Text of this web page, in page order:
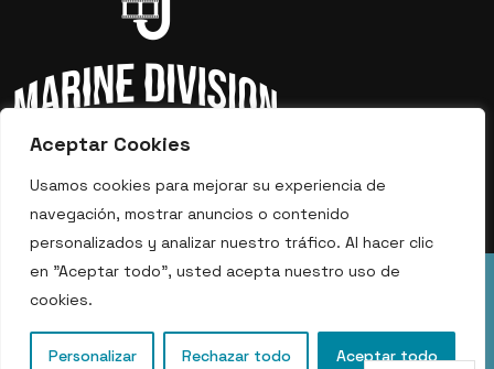
Aceptar Cookies
Usamos cookies para mejorar su experiencia de
navegación, mostrar anuncios o contenido
personalizados y analizar nuestro tráfico. Al hacer clic
en "Aceptar todo", usted acepta nuestro uso de
cookies.
Personalizar Rechazar todo Aceptar todo
Copyright © 2023 Marine Film Division. All Rights
Privacy Policy
Terms of Use